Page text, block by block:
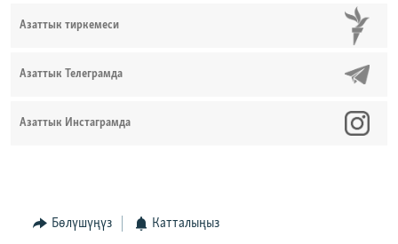
Азаттык тиркемеси
Азаттык Телеграмда
Азаттык Инстаграмда
Бөлүшүңүз Катталыңыз